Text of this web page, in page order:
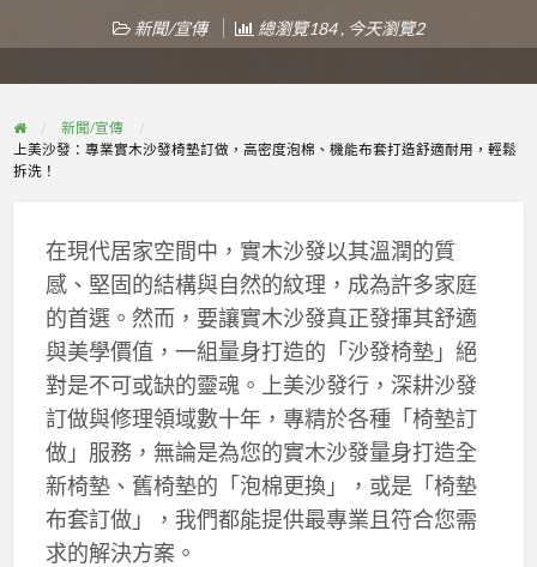
新聞/宣傳 總瀏覽184 , 今天瀏覽2
新聞/宣傳
上美沙發：專業實木沙發椅墊訂做，高密度泡棉、機能布套打造舒適耐用，輕鬆
拆洗！
在現代居家空間中，實木沙發以其溫潤的質
感、堅固的結構與自然的紋理，成為許多家庭
的首選。然而，要讓實木沙發真正發揮其舒適
與美學價值，一組量身打造的「沙發椅墊」絕
對是不可或缺的靈魂。上美沙發行，深耕沙發
訂做與修理領域數十年，專精於各種「椅墊訂
做」服務，無論是為您的實木沙發量身打造全
新椅墊、舊椅墊的「泡棉更換」，或是「椅墊
布套訂做」，我們都能提供最專業且符合您需
求的解決方案。